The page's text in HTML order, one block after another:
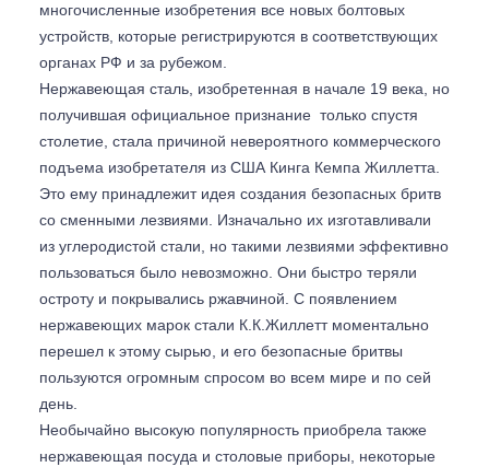
многочисленные изобретения все новых болтовых
устройств, которые регистрируются в соответствующих
органах РФ и за рубежом.
Нержавеющая сталь, изобретенная в начале 19 века, но
получившая официальное признание только спустя
столетие, стала причиной невероятного коммерческого
подъема изобретателя из США Кинга Кемпа Жиллетта.
Это ему принадлежит идея создания безопасных бритв
со сменными лезвиями. Изначально их изготавливали
из углеродистой стали, но такими лезвиями эффективно
пользоваться было невозможно. Они быстро теряли
остроту и покрывались ржавчиной. С появлением
нержавеющих марок стали К.К.Жиллетт моментально
перешел к этому сырью, и его безопасные бритвы
пользуются огромным спросом во всем мире и по сей
день.
Необычайно высокую популярность приобрела также
нержавеющая посуда и столовые приборы, некоторые